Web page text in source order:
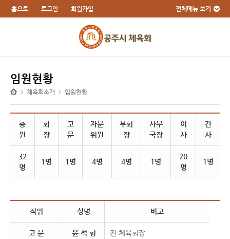
홈으로 로그인 회원가입 전체메뉴 보기
임원현황
> 체육회소개 > 임원현황
총
원
회
장
고
문
자문
위원
부회
장
사무
국장
이
사
간
사
32
명
1명 1명 4명 4명 1명
20
명
1명
직위 성명 비고
고 문 윤 석 형 전 체육회장